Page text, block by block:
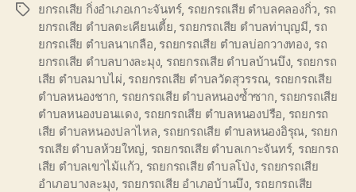
Tagsยกรถเสีย กิ่งอำเภอเกาะจันทร์, รถยกรถเสีย ตำบลคลองกิ่ว รถ
ยกรถเสีย ตำบลตะเคียนเตี้ย รถยกรถเสีย ตำบลท่าบุญมี รถ
ยกรถเสีย ตำบลนาเกลือ รถยกรถเสีย ตำบลบ่อกวางทอง, รถ
ยกรถเสีย ตำบลบางละมุง, รถยกรถเสีย ตำบลบ้านบึง, รถยกรถ
เสีย ตำบลมาบไผ่ รถยกรถเสีย ตำบลวัดสุวรรณ, รถยกรถเสีย
ตำบลหนองชาก รถยกรถเสีย ตำบลหนองซ้ำซาก รถยกรถเสีย
ตำบลหนองบอนแดง, รถยกรถเสีย ตำบลหนองปรือ รถยกรถ
เสีย ตำบลหนองปลาไหล รถยกรถเสีย ตำบลหนองอิรุณ รถยก
รถเสีย ตำบลห้วยใหญ่ รถยกรถเสีย ตำบลเกาะจันทร์, รถยกรถ
เสีย ตำบลเขาไม้แก้ว รถยกรถเสีย ตำบลโป่ง, รถยกรถเสีย
อำเภอบางละมุง รถยกรถเสีย อำเภอบ้านบึง, รถยกรถเสีย